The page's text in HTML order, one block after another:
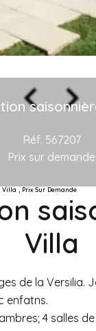
Réf. 567207
Prix sur demande
Villa , Prix Sur Demande
Villa
de la Versilia.
enfatns.
4 salles